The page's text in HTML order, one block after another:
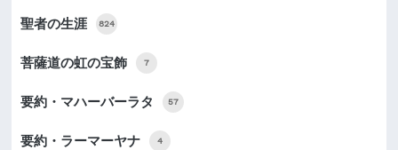
聖者の生涯 824
菩薩道の虹の宝飾 7
要約・マハーバーラタ 57
要約・ラーマーヤナ 4